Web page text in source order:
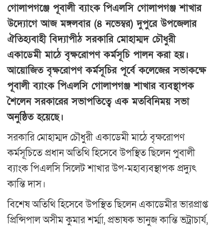
গোলাপগঞ্জে পূবালী ব্যাংক পিএলসি গোলাপগঞ্জ শাখার
উদ্যোগে আজ মঙ্গলবার (৪ নভেম্বর) দুপুরে উপজেলার
ঐতিহ্যবাহী বিদ্যাপীঠ সরকারি মোহাম্মদ চৌধুরী
একাডেমী মাঠে বৃক্ষরোপণ কর্মসূচি পালন করা হয়।
আয়োজিত বৃক্ষরোপণ কর্মসূচির পূর্বে কলেজের সভাকক্ষে
পূবালী ব্যাংক পিএলসি গোলাপগঞ্জ শাখার ব্যবস্থাপক
শৈলেন সরকারের সভাপতিত্বে এক মতবিনিময় সভা
অনুষ্ঠিত হয়েছে।
সরকারি মোহাম্মদ চৌধুরী একাডেমী মাঠে বৃক্ষরোপণ
কর্মসূচিতে প্রধান অতিথি হিসেবে উপস্থিত ছিলেন পুবালী
ব্যাংক পিএলসি সিলেট শাখার উপ-মহাব্যবস্থাপক প্রদ্যুৎ
কান্তি দাস।
বিশেষ অতিথি হিসেবে উপস্থিত ছিলেন একাডেমীর ভারপ্রাপ্ত
প্রিন্সিপাল অসীম কুমার শর্ম্মা, প্রভাষক ভানুজ কান্তি ভট্রাচার্য,